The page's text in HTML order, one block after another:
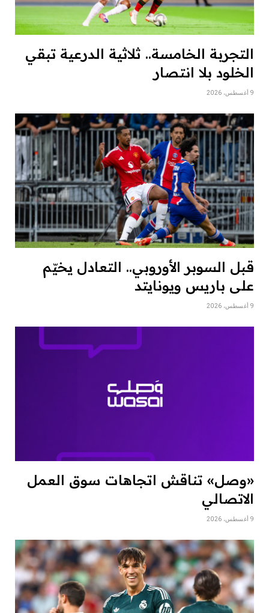
التجربة الخامسة.. ثلاثية الدرعية تبقي
الخلود بلا انتصار
9 أغسطس، 2026
قبل السوبر الأوروبي.. التعادل يخيّم
على باريس ويونايتد
9 أغسطس، 2026
«وصل» تناقش اتجاهات سوق العمل
الاتصالي
9 أغسطس، 2026